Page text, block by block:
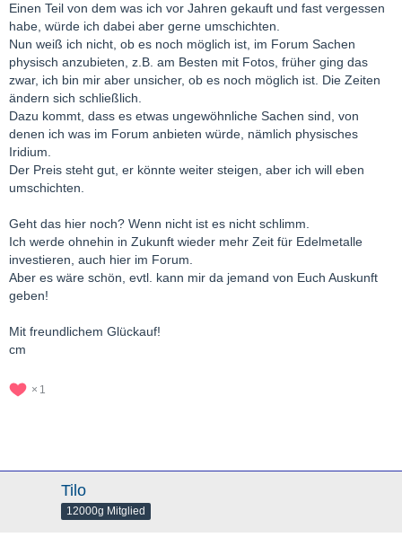
Einen Teil von dem was ich vor Jahren gekauft und fast vergessen
habe, würde ich dabei aber gerne umschichten.
Nun weiß ich nicht, ob es noch möglich ist, im Forum Sachen
physisch anzubieten, z.B. am Besten mit Fotos, früher ging das
zwar, ich bin mir aber unsicher, ob es noch möglich ist. Die Zeiten
ändern sich schließlich.
Dazu kommt, dass es etwas ungewöhnliche Sachen sind, von
denen ich was im Forum anbieten würde, nämlich physisches
Iridium.
Der Preis steht gut, er könnte weiter steigen, aber ich will eben
umschichten.
Geht das hier noch? Wenn nicht ist es nicht schlimm.
Ich werde ohnehin in Zukunft wieder mehr Zeit für Edelmetalle
investieren, auch hier im Forum.
Aber es wäre schön, evtl. kann mir da jemand von Euch Auskunft
geben!
Mit freundlichem Glückauf!
cm
1
Tilo
12000g Mitglied